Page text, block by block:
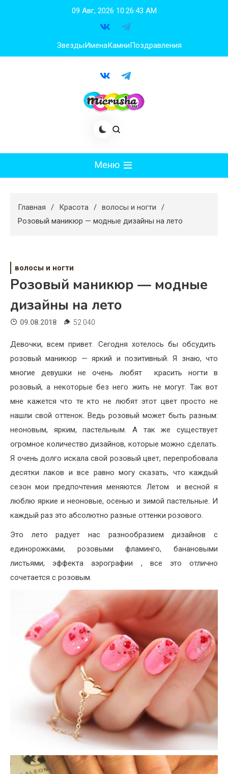
09 Авг, 2026 10:26:45 AM
ЗвездыИменаКамниПоздравления
Меню
Худеем
Жизнь
Хобби
Красота
Недвижимость
Главная Красота
волосы и ногти
Розовый маникюр — модные дизайны на лето
волосы и ногти
Розовый маникюр — модные
дизайны на лето
09.08.2018 52 040
Девочки, всем привет. Сегодня хотелось бы обсудить
розовый маникюр — яркий и позитивный. Я знаю, что
многие девушки не очень любят красить ногти в
розовый, а некоторые без него жить не могут. Так вот
мне кажется что те кто не любят этот цвет просто не
нашли свой оттенок. Ведь розовый может быть разным:
неоновым, ярким, пастельным. А так же существует
огромное количество дизайнов, которые можно сделать.
Я очень долго искала свой розовый цвет, перепробовала
десятки лаков и все равно могу сказать, что каждый
сезон мои предпочтения меняются. Летом и весной я
люблю яркие и неоновые, осенью и зимой пастельные. И
каждый раз это абсолютно разные оттенки розового.
Это лето радует нас разнообразием дизайнов с
единорожками, розовыми фламинго, банановыми
листьями, эффекта аэрографии , все это отлично
сочетается с розовым.